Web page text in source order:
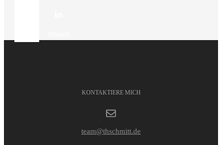
KONTAKTIERE MICH
team@thschmitt.de